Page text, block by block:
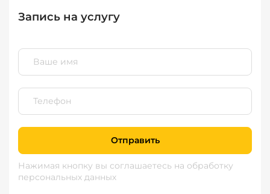
Запись на услугу
Отправить
Нажимая кнопку вы соглашаетесь на обработку
персональных данных